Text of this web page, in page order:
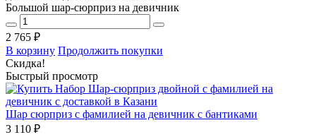
Большой шар-сюрприз на девичник
2 765 ₽
В корзину Продолжить покупки
Скидка!
Быстрый просмотр
Шар сюрприз с фамилией на девичник с бантиками
3 110 ₽